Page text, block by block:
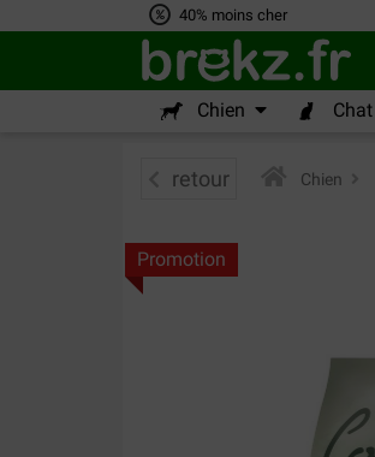
40% moins cher
Chien Chat
retour Chien
Promotion